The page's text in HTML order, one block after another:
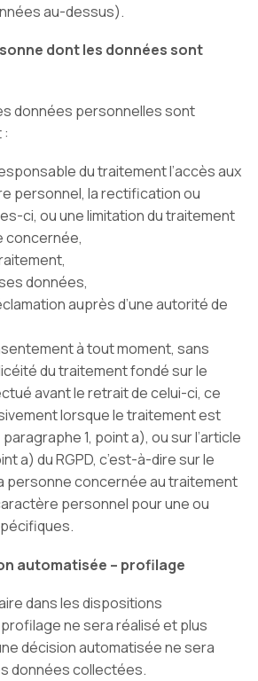
au-dessus).
dont les données sont
données personnelles sont
du traitement l’accès aux
personnel, la rectifi­cation ou
ci, ou une limitation du traitement
concernée,
données,
auprès d’une autorité de
à tout moment, sans
du traitement fondé sur le
avant le retrait de celui-ci, ce
lorsque le traitement est
1, point a), ou sur l’article
a) du RGPD, c’est-à-dire sur le
personne concernée au traitement
personnel pour une ou
automatisée – profilage
dans les dispositions
ne sera réalisé et plus
décision automatisée ne sera
données collectées.